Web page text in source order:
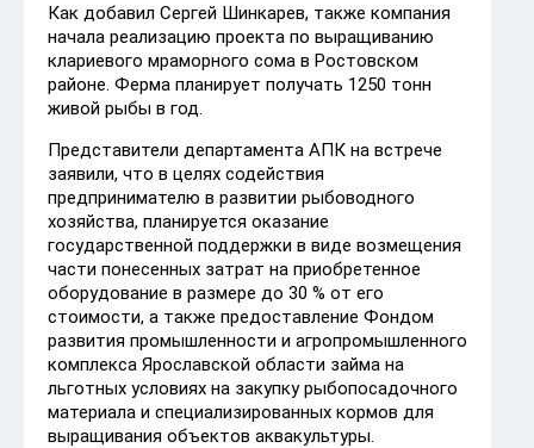
Как добавил Сергей Шинкарев, также компания
начала реализацию проекта по выращиванию
клариевого мраморного сома в Ростовском
районе. Ферма планирует получать 1250 тонн
живой рыбы в год.
Представители департамента АПК на встрече
заявили, что в целях содействия
предпринимателю в развитии рыбоводного
хозяйства, планируется оказание
государственной поддержки в виде возмещения
части понесенных затрат на приобретенное
оборудование в размере до 30 % от его
стоимости, а также предоставление Фондом
развития промышленности и агропромышленного
комплекса Ярославской области займа на
льготных условиях на закупку рыбопосадочного
материала и специализированных кормов для
выращивания объектов аквакультуры.